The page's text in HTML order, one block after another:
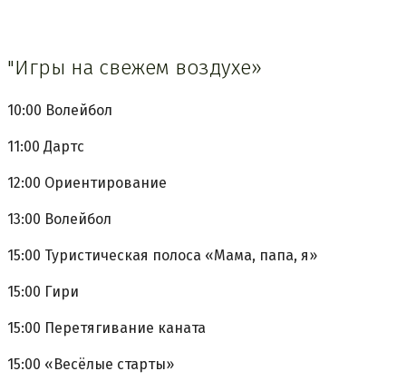
"Игры на свежем воздухе»
10:00 Волейбол
11:00 Дартс
12:00 Ориентирование
13:00 Волейбол
15:00 Туристическая полоса «Мама, папа, я»
15:00 Гири
15:00 Перетягивание каната
15:00 «Весёлые старты»